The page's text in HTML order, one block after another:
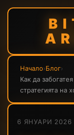
Начало›Блог›
Как да
стратегията на
6 ЯНУАРИ 2026